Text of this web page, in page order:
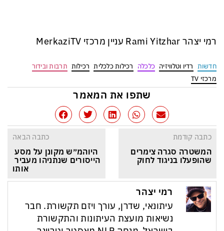
רמי יצהר Rami Yitzhar עניין מרכזי MerkaziTV
חדשות רדיו וטלוויזיה כלכלה רכילות כלכלית רכילות תרבות ובידור
מרכזי TV
שתפו את המאמר
כתבה קודמת
המשטרה סגרה צימרים
שהופעלו בניגוד לחוק
כתבה הבאה
היוהמ״ש מקונן על מסע
הייסורים שנתניהו מעביר
אותו
רמי יצהר
עיתונאי, שדרן, עורך ויזם תקשורת. חבר
נשיאות מועצת העיתונות והתקשורת